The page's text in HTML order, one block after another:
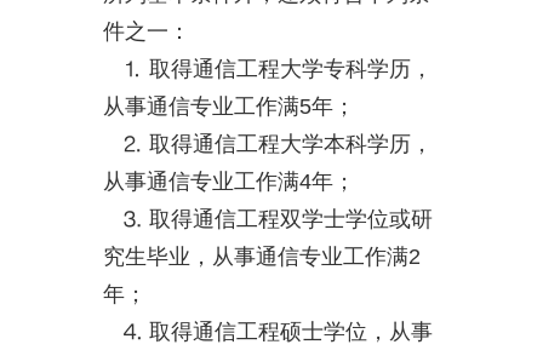
件之一：
⒈ 取得通信工程大学专科学历，
从事通信专业工作满5年；
⒉ 取得通信工程大学本科学历，
从事通信专业工作满4年；
⒊ 取得通信工程双学士学位或研
究生毕业，从事通信专业工作满2
年；
⒋ 取得通信工程硕士学位，从事